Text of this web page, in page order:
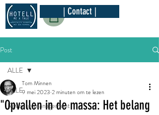
| Contact |
Post
ALLE
Revenue management
ALLE
"Opvallen in de massa: Het belang
Tom Minnen
9 mei 2023 2 minuten om te lezen